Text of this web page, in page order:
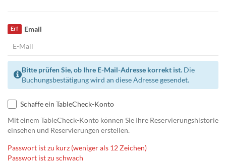
Email
Erf
Bitte prüfen Sie, ob Ihre E-Mail-Adresse korrekt ist. Die
Buchungsbestätigung wird an diese Adresse gesendet.
Schaffe ein TableCheck-Konto
Mit einem TableCheck-Konto können Sie Ihre Reservierungshistorie
einsehen und Reservierungen erstellen.
Passwort ist zu kurz (weniger als 12 Zeichen)
Passwort ist zu schwach